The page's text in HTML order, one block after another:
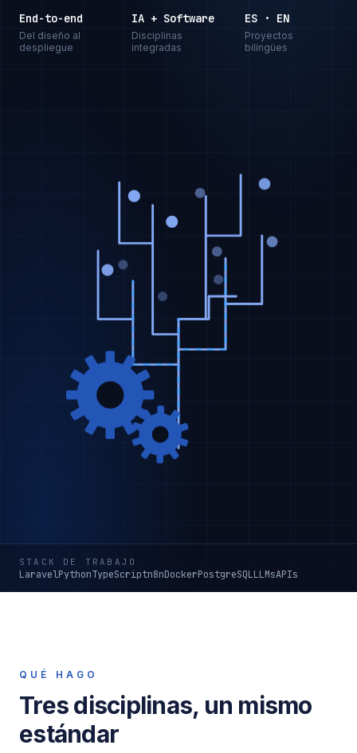
End-to-end
Del diseño al
despliegue
IA + Software
Disciplinas
integradas
ES · EN
Proyectos
bilingües
STACK DE TRABAJO
LaravelPythonTypeScriptn8nDockerPostgreSQLLLMsAPIs
QUÉ HAGO
Tres disciplinas, un mismo
estándar